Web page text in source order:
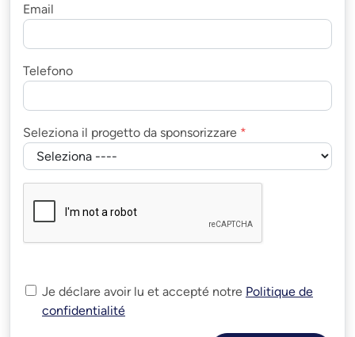
Email
Telefono
Seleziona il progetto da sponsorizzare *
Je déclare avoir lu et accepté notre Politique de
confidentialité